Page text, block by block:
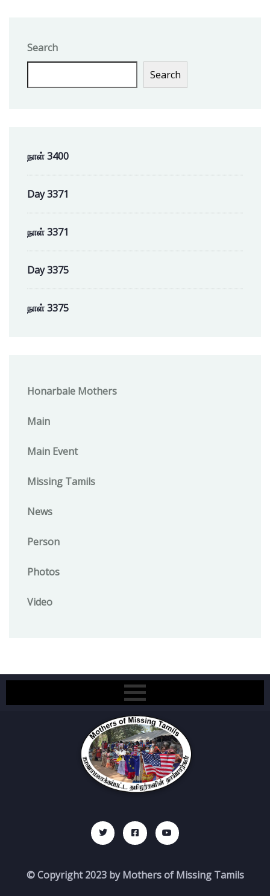
Search
Search
நாள் 3400
Day 3371
நாள் 3371
Day 3375
நாள் 3375
Honarbale Mothers
Main
Main Event
Missing Tamils
News
Person
Photos
Video
© Copyright 2023 by Mothers of Missing Tamils